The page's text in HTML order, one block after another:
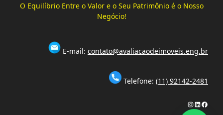
O Equilíbrio Entre o Valor e o Seu Patrimônio é o Nosso
Negócio!
E-mail: contato@avaliacaodeimoveis.eng.br
Telefone: (11) 92142-2481
Instagram
LinkedIn